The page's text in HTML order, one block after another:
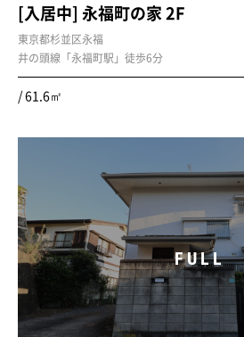
[入居中] 永福町の家 2F
東京都杉並区永福
井の頭線「永福町駅」徒歩6分
/ 61.6㎡
FULL